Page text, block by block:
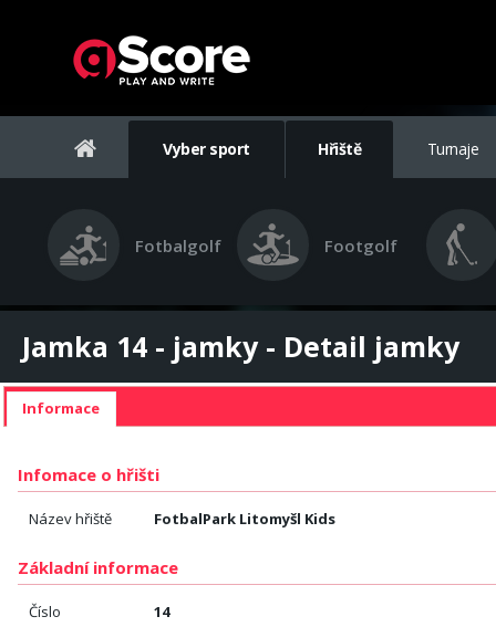
Vyber sport Hřiště Turnaje
Fotbalgolf Footgolf
Jamka 14 - jamky - Detail jamky
Informace
Infomace o hřišti
Název hřiště FotbalPark Litomyšl Kids
Základní informace
Číslo
14